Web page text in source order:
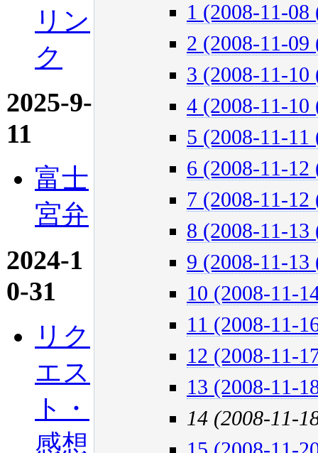
リン
ク
2025-9-
11
富士
宮弁
2024-1
0-31
リク
エス
ト・
感想
1 (2008-11-
2 (2008-11-
3 (2008-11-
4 (2008-11-10
5 (2008-11-
6 (2008-11-
7 (2008-11-
8 (2008-11-
9 (2008-11-
10 (2008-11-
11 (2008-11-
12 (2008-11-
13 (2008-11-
14 (2008-11-